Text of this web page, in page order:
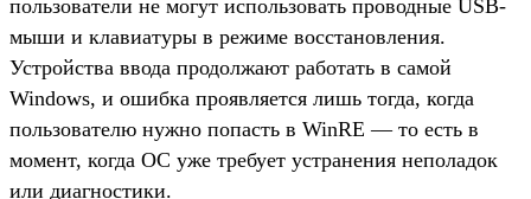
пользователи не могут использовать проводные USB-
мыши и клавиатуры в режиме восстановления.
Устройства ввода продолжают работать в самой
Windows, и ошибка проявляется лишь тогда, когда
пользователю нужно попасть в WinRE — то есть в
момент, когда ОС уже требует устранения неполадок
или диагностики.